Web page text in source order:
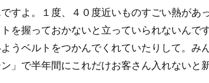
すよ。１度、４０度近いものすごい熱があ
を握っておかないと立っていられないんで
うベルトをつかんでくれていたりして。み
」で半年間にこれだけお客さん入れないと